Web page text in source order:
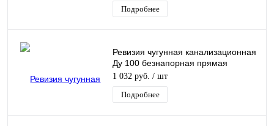
Подробнее
Ревизия чугунная канализационная
Ду 100 безнапорная прямая
Кронтиф
1 032 руб. / шт
Подробнее